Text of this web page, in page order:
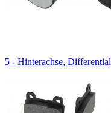
5 - Hinterachse, Differential